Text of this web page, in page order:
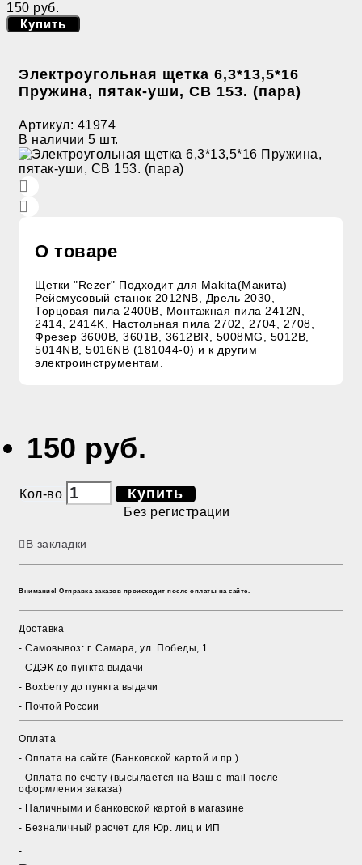
150 руб.
Купить
Электроугольная щетка 6,3*13,5*16
Пружина, пятак-уши, СВ 153. (пара)
Артикул: 41974
В наличии 5 шт.
О товаре
Щетки "Rezer" Подходит для Makita(Макита)
Рейсмусовый станок 2012NB, Дрель 2030,
Торцовая пила 2400B, Монтажная пила 2412N,
2414, 2414K, Настольная пила 2702, 2704, 2708,
Фрезер 3600B, 3601B, 3612BR, 5008MG, 5012B,
5014NB, 5016NB (181044-0) и к другим
электроинструментам.
150 руб.
Кол-во Купить
Без регистрации
В закладки
Внимание! Отправка заказов происходит после оплаты на сайте.
Доставка
- Cамовывоз: г. Самара, ул. Победы, 1.
- СДЭК до пункта выдачи
- Boxberry до пункта выдачи
- Почтой России
Оплата
- Оплата на сайте (Банковской картой и пр.)
- Оплата по счету (высылается на Ваш e-mail после
оформления заказа)
- Наличными и банковской картой в магазине
- Безналичный расчет для Юр. лиц и ИП